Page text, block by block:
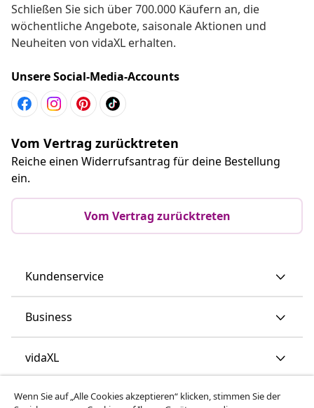
Schließen Sie sich über 700.000 Käufern an, die
wöchentliche Angebote, saisonale Aktionen und
Neuheiten von vidaXL erhalten.
Unsere Social-Media-Accounts
Vom Vertrag zurücktreten
Reiche einen Widerrufsantrag für deine Bestellung
ein.
Vom Vertrag zurücktreten
Kundenservice
Business
vidaXL
Mehr entdecken
Wenn Sie auf „Alle Cookies akzeptieren“ klicken, stimmen Sie der